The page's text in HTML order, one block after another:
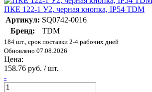
ПКЕ 122-1 У2, черная кнопка, IP54 TDM
Артикул: SQ0742-0016
Бренд:
TDM
184 шт., срок поставки 2-4 рабочих дней
Обновлено 07.08.2026
Цена:
158.76 руб. / шт.
-